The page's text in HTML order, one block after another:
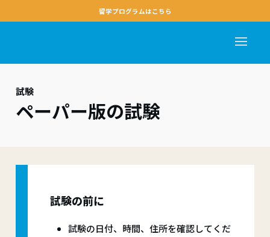
留学プログラムはこちら
試験
ペーパー版の試験
試験の前に
試験の日付、時間、住所を確認してくだ